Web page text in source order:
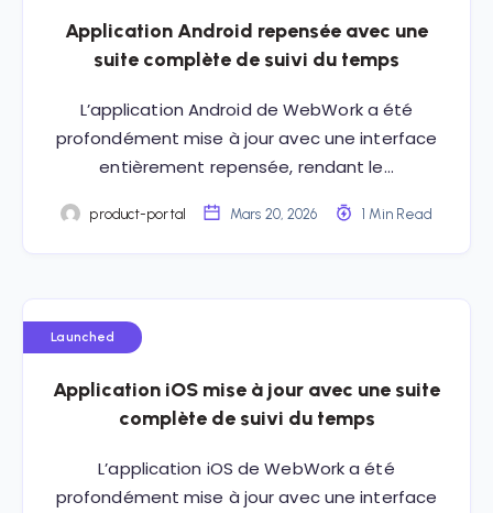
Application Android repensée avec une
suite complète de suivi du temps
L’application Android de WebWork a été
profondément mise à jour avec une interface
entièrement repensée, rendant le…
product-portal Mars 20, 2026 1 Min Read
Launched
Application iOS mise à jour avec une suite
complète de suivi du temps
L’application iOS de WebWork a été
profondément mise à jour avec une interface